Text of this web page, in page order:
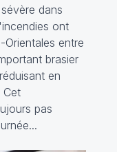
dans
ont
entre
brasier
en
Cet
pas